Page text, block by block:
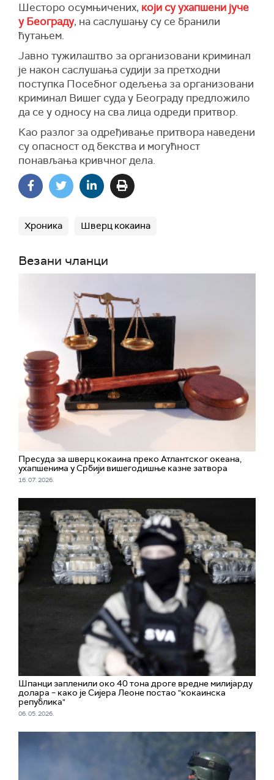
Шесторо осумњичених, који су ухапшени јуче
у Београду, на саслушању су се бранили
ћутањем.
Јавно тужилаштво за организовани криминал
је након саслушања судији за претходни
поступка Посебног одељења за организовани
криминал Вишег суда у Београду предложило
да се у односу на сва лица одреди притвор.
Као разлог за одређивање притвора наведени
су опасност од бекства и могућност
понављања кривчног дела.
Хроника Шверц кокаина
Везани чланци
Пресуда за шверц кокаина преко Атлантског океана,
ухапшенима у Србији вишегодишње казне затвора
16. 07. 2026.
Шпанци запленили око 40 тона дроге вредне милијарду
долара – како је Сијера Леоне постао "кокаинска
република"
06. 05. 2026.